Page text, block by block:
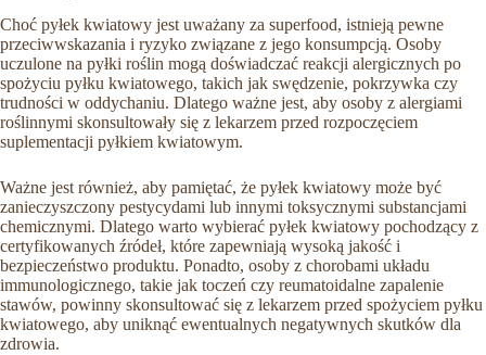
Choć pyłek kwiatowy jest uważany za superfood, istnieją pewne
przeciwwskazania i ryzyko związane z jego konsumpcją. Osoby
uczulone na pyłki roślin mogą doświadczać reakcji alergicznych po
spożyciu pyłku kwiatowego, takich jak swędzenie, pokrzywka czy
trudności w oddychaniu. Dlatego ważne jest, aby osoby z alergiami
roślinnymi skonsultowały się z lekarzem przed rozpoczęciem
suplementacji pyłkiem kwiatowym.
Ważne jest również, aby pamiętać, że pyłek kwiatowy może być
zanieczyszczony pestycydami lub innymi toksycznymi substancjami
chemicznymi. Dlatego warto wybierać pyłek kwiatowy pochodzący z
certyfikowanych źródeł, które zapewniają wysoką jakość i
bezpieczeństwo produktu. Ponadto, osoby z chorobami układu
immunologicznego, takie jak toczeń czy reumatoidalne zapalenie
stawów, powinny skonsultować się z lekarzem przed spożyciem pyłku
kwiatowego, aby uniknąć ewentualnych negatywnych skutków dla
zdrowia.